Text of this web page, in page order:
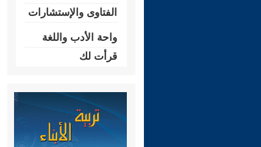
الفتاوى والإستشارات
واحة الأدب واللغة
قرأت لك